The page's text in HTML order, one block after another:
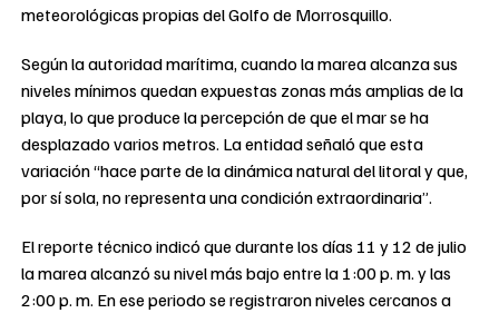
meteorológicas propias del Golfo de Morrosquillo.
Según la autoridad marítima, cuando la marea alcanza sus
niveles mínimos quedan expuestas zonas más amplias de la
playa, lo que produce la percepción de que el mar se ha
desplazado varios metros. La entidad señaló que esta
variación “hace parte de la dinámica natural del litoral y que,
por sí sola, no representa una condición extraordinaria”.
El reporte técnico indicó que durante los días 11 y 12 de julio
la marea alcanzó su nivel más bajo entre la 1:00 p. m. y las
2:00 p. m. En ese periodo se registraron niveles cercanos a